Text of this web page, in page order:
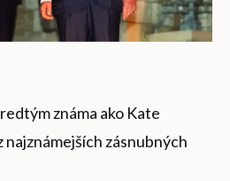
známa ako Kate
zásnubných